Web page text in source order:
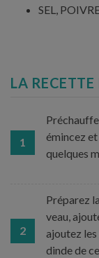
SEL,
LA RECETTE
1
émincez
quelques
2
Préparez
veau,
ajoutez
dinde de